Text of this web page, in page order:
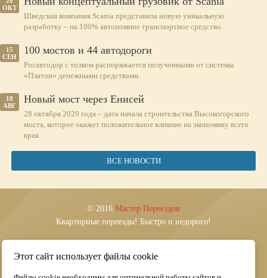
ОКТ
Шведская компания Scania представила новую уникальную
разработку – на 100% автономное транспортное средство.
15
СЕН
100 мостов и 44 автодороги
Росавтодор с толком распоряжается полученными от системы
«Платон» денежными средствами.
18
АВГ
Новый мост через Енисей
28 октября 2020 года – дата начала строительства Высокогорского
моста, которое окажет положительное влияние на экономику всего
края.
ВСЕ НОВОСТИ
© 2016 Мастер Переездов
Квартирные переезды! Быстро и недорого!
E-mail:info@pereezd-kvartirnyj.ru
Этот сайт использует файлы cookie